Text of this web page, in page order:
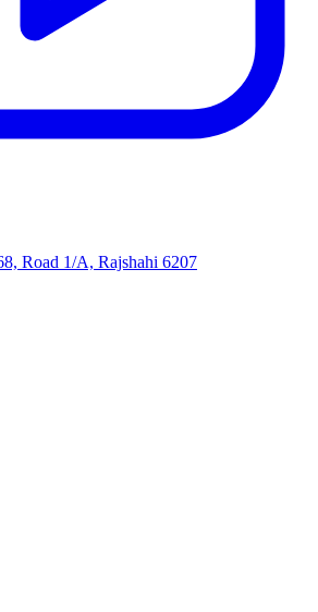
Road 1/A, Rajshahi 6207